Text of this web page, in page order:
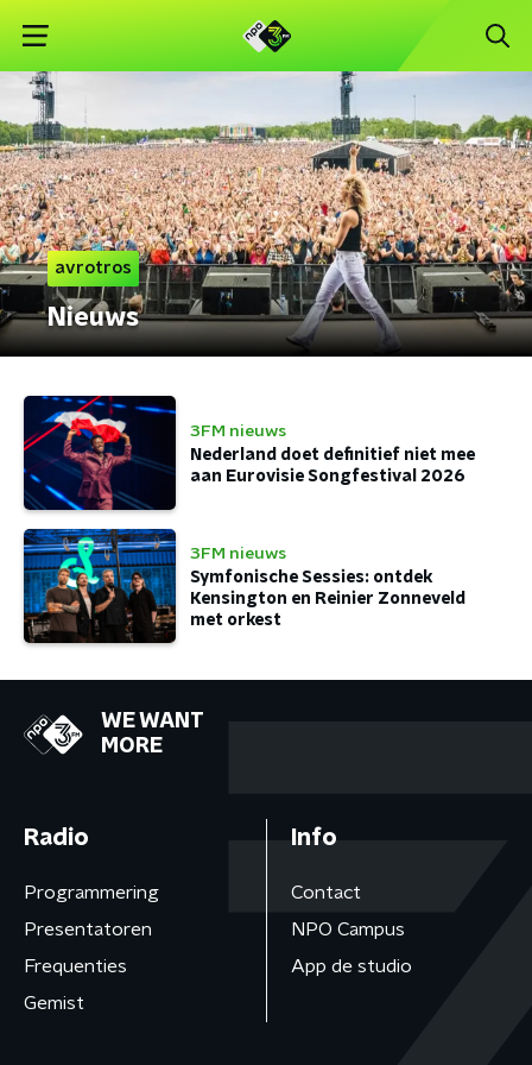
avrotros
Nieuws
3FM nieuws
Nederland doet definitief niet mee
aan Eurovisie Songfestival 2026
3FM nieuws
Symfonische Sessies: ontdek
Kensington en Reinier Zonneveld
met orkest
WE WANT
MORE
Radio
Programmering
Presentatoren
Frequenties
Gemist
Info
Contact
NPO Campus
App de studio